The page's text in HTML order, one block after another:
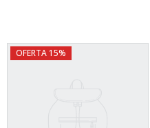
OFERTA 15%